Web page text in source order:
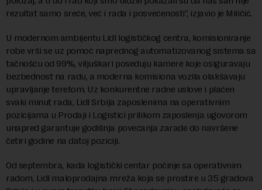
rezultat samo sreće, već i rada i posvećenosti“, izjavio je Miličić.
U modernom ambijentu Lidl logističkog centra, komisioniranje
robe vrši se uz pomoć naprednog automatizovanog sistema sa
tačnošću od 99%, viljuškari poseduju kamere koje osiguravaju
bezbednost na radu, a moderna komisiona vozila olakšavaju
upravljanje teretom. Uz konkurentne radne uslove i plaćen
svaki minut rada, Lidl Srbija zaposlenima na operativnim
pozicijama u Prodaji i Logistici prilikom zaposlenja ugovorom
unapred garantuje godišnja povećanja zarade do navršene
četiri godine na datoj poziciji.
Od septembra, kada logistički centar počinje sa operativnim
radom, Lidl maloprodajna mreža koja se prostire u 35 gradova